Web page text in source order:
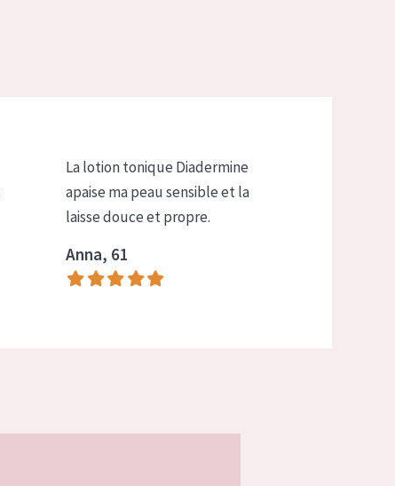
La lotion tonique Diadermine
apaise ma peau sensible et la
laisse douce et propre.
Anna, 61